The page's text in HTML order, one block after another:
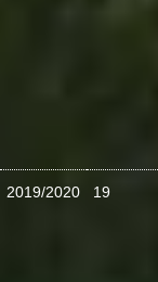
2019/2020 19